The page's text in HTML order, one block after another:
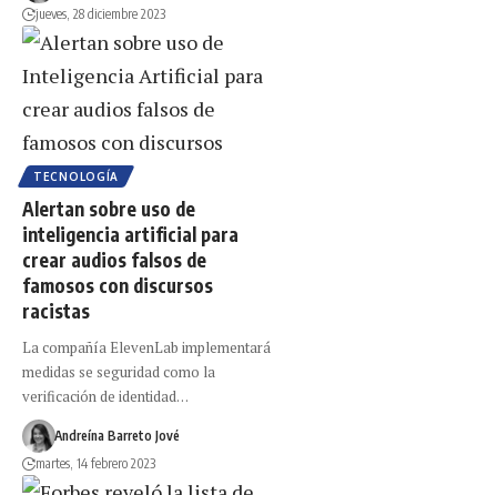
jueves, 28 diciembre 2023
TECNOLOGÍA
Alertan sobre uso de
inteligencia artificial para
crear audios falsos de
famosos con discursos
racistas
La compañía ElevenLab implementará
medidas se seguridad como la
verificación de identidad…
Andreína Barreto Jové
martes, 14 febrero 2023